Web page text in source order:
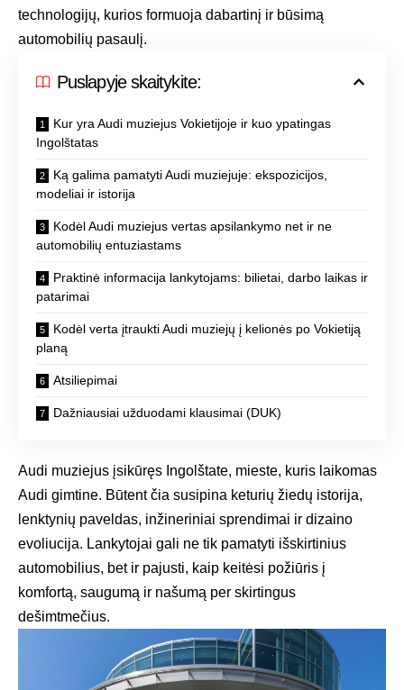
technologijų, kurios formuoja dabartinį ir būsimą
automobilių pasaulį.
Puslapyje skaitykite:
Kur yra Audi muziejus Vokietijoje ir kuo ypatingas
Ingolštatas
Ką galima pamatyti Audi muziejuje: ekspozicijos,
modeliai ir istorija
Kodėl Audi muziejus vertas apsilankymo net ir ne
automobilių entuziastams
Praktinė informacija lankytojams: bilietai, darbo laikas ir
patarimai
Kodėl verta įtraukti Audi muziejų į kelionės po Vokietiją
planą
Atsiliepimai
Dažniausiai užduodami klausimai (DUK)
Audi muziejus įsikūręs Ingolštate, mieste, kuris laikomas
Audi gimtine. Būtent čia susipina keturių žiedų istorija,
lenktynių paveldas, inžineriniai sprendimai ir dizaino
evoliucija. Lankytojai gali ne tik pamatyti išskirtinius
automobilius, bet ir pajusti, kaip keitėsi požiūris į
komfortą, saugumą ir našumą per skirtingus
dešimtmečius.